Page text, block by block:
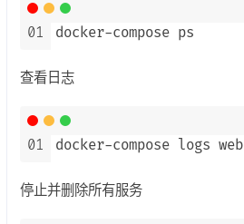
01 docker-compose ps
查看日志
01 docker-compose logs web
停止并删除所有服务